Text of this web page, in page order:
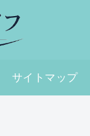
サイトマップ